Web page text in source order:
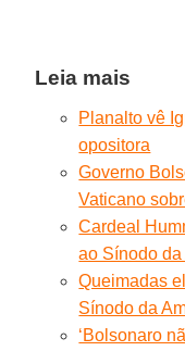
Leia mais
Planalto vê
opositora
Governo
Vaticano
Cardeal
ao Sínodo da
Queimadas
Sínodo da
‘Bolsonaro